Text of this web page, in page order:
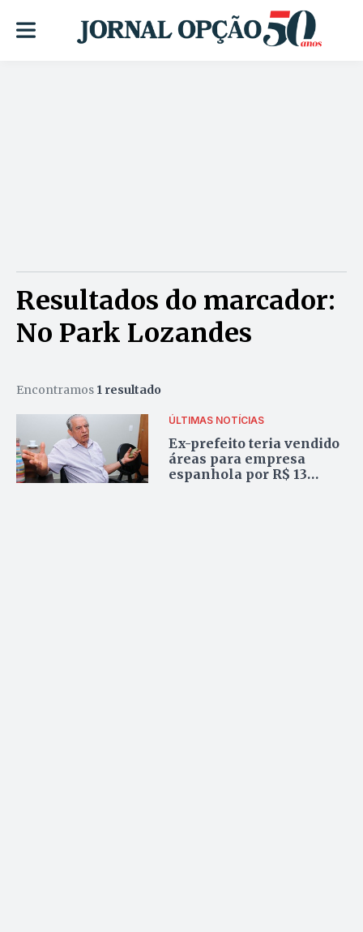
Resultados do marcador:
No Park Lozandes
Encontramos 1 resultado
ÚLTIMAS NOTÍCIAS
Ex-prefeito teria vendido
áreas para empresa
espanhola por R$ 13